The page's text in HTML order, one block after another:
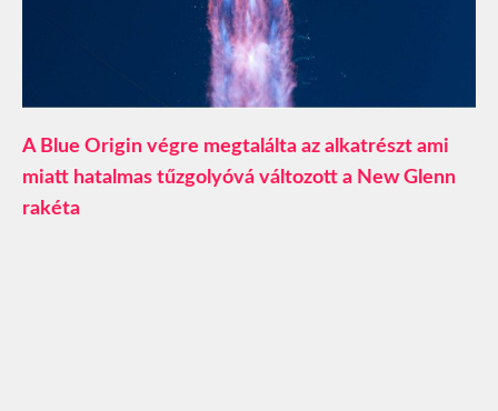
A Blue Origin végre megtalálta az alkatrészt ami
miatt hatalmas tűzgolyóvá változott a New Glenn
rakéta